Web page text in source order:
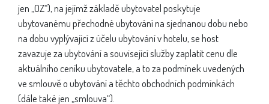
jen „OZ“), na jejímž základě ubytovatel poskytuje
ubytovanému přechodné ubytování na sjednanou dobu nebo
na dobu vyplývající z účelu ubytování v hotelu, se host
zavazuje za ubytování a související služby zaplatit cenu dle
aktuálního ceníku ubytovatele, a to za podmínek uvedených
ve smlouvě o ubytování a těchto obchodních podmínkách
(dále také jen „smlouva“).